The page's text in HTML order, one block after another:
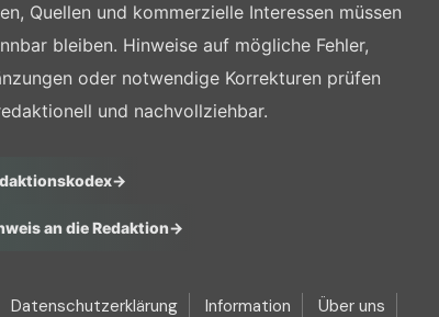
Quellen und kommerzielle Interessen müssen
bleiben. Hinweise auf mögliche Fehler,
oder notwendige Korrekturen prüfen
und nachvollziehbar.
→
an die Redaktion→
Datenschutzerklärung Information Über uns